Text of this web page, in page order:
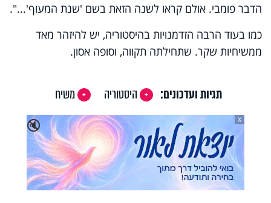
הדבר פומבי. אולם קראו לשנה הזאת בשם 'שנת המעוף'...".
כמו בעוד הרבה הזדמנויות בהיסטוריה, יש להיזהר מאד
ממשיחיות שקר. שתחילתה תקווה, וסופה אסון.
תגיות ועדכונים: היסטוריה
משיח
🔇
X